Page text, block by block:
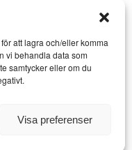
att lagra och/eller komma
vi behandla data som
samtycker eller om du
Visa preferenser